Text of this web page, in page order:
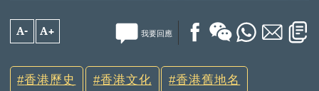
A- A+ 我要回應
香港歷史 香港文化 香港舊地名